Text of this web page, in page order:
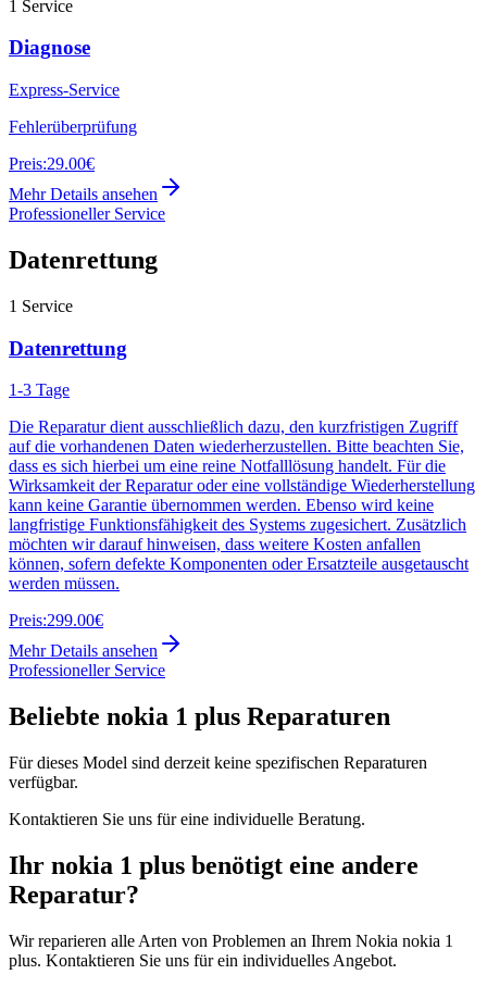
1 Service
Diagnose
Express-Service
Fehlerüberprüfung
Preis:29.00€
Mehr Details ansehen
Professioneller Service
Datenrettung
1 Service
Datenrettung
1-3 Tage
Die Reparatur dient ausschließlich dazu, den kurzfristigen Zugriff
auf die vorhandenen Daten wiederherzustellen. Bitte beachten Sie,
dass es sich hierbei um eine reine Notfalllösung handelt. Für die
Wirksamkeit der Reparatur oder eine vollständige Wiederherstellung
kann keine Garantie übernommen werden. Ebenso wird keine
langfristige Funktionsfähigkeit des Systems zugesichert. Zusätzlich
möchten wir darauf hinweisen, dass weitere Kosten anfallen
können, sofern defekte Komponenten oder Ersatzteile ausgetauscht
werden müssen.
Preis:299.00€
Mehr Details ansehen
Professioneller Service
Beliebte nokia 1 plus Reparaturen
Für dieses Model sind derzeit keine spezifischen Reparaturen
verfügbar.
Kontaktieren Sie uns für eine individuelle Beratung.
Ihr nokia 1 plus benötigt eine andere
Reparatur?
Wir reparieren alle Arten von Problemen an Ihrem Nokia nokia 1
plus. Kontaktieren Sie uns für ein individuelles Angebot.